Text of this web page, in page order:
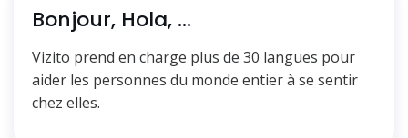
Bonjour, Hola, ...
Vizito prend en charge plus de 30 langues pour
aider les personnes du monde entier à se sentir
chez elles.